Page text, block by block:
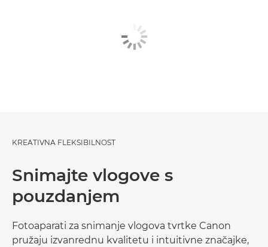
KREATIVNA FLEKSIBILNOST
Snimajte vlogove s
pouzdanjem
Fotoaparati za snimanje vlogova tvrtke Canon
pružaju izvanrednu kvalitetu i intuitivne značajke,